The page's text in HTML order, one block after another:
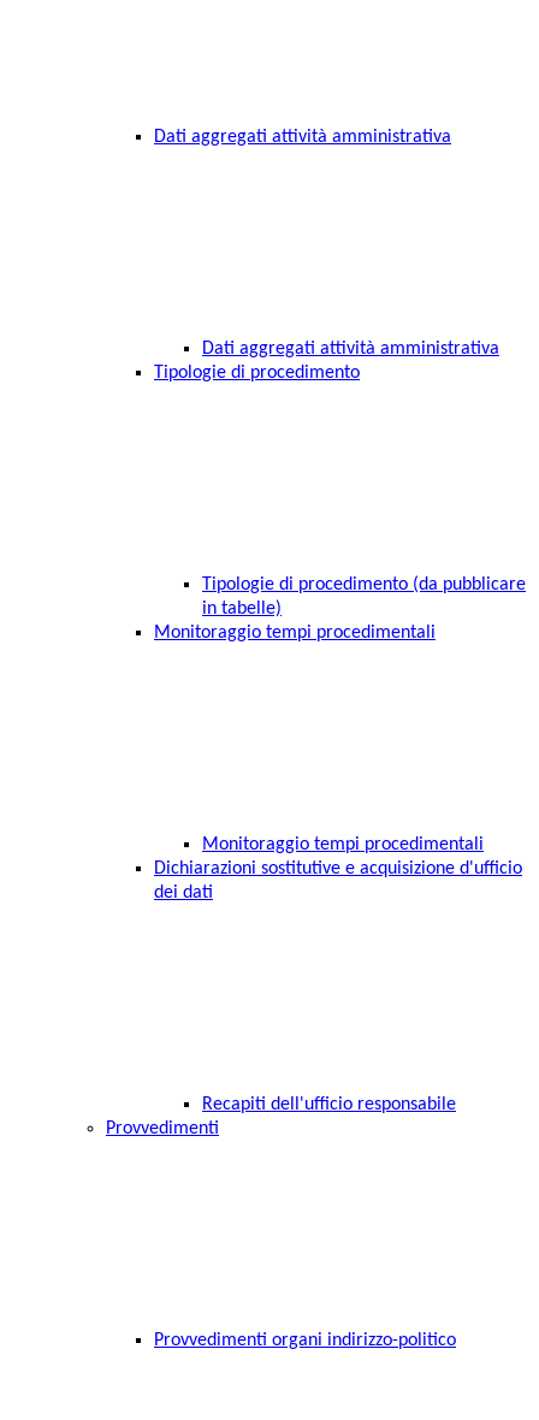
Dati aggregati attività amministrativa
Dati aggregati attività amministrativa
Tipologie di procedimento
Tipologie di procedimento (da pubblicare
in tabelle)
Monitoraggio tempi procedimentali
Monitoraggio tempi procedimentali
Dichiarazioni sostitutive e acquisizione d'ufficio
dei dati
Recapiti dell'ufficio responsabile
Provvedimenti
Provvedimenti organi indirizzo-politico